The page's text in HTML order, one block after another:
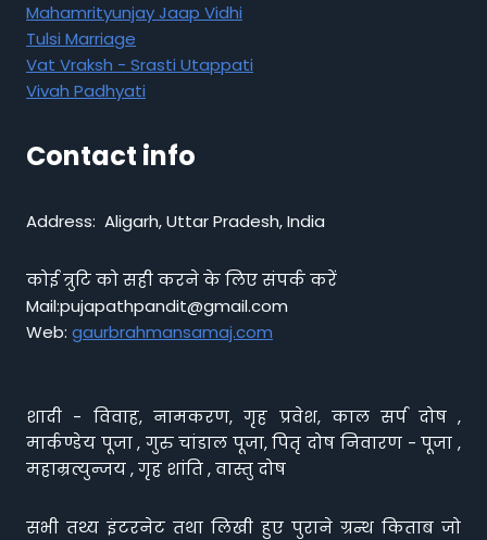
Mahamrityunjay Jaap Vidhi
Tulsi Marriage
Vat Vraksh - Srasti Utappati
Vivah Padhyati
Contact info
Address: Aligarh, Uttar Pradesh, India
कोई त्रुटि को सही करने के लिए संपर्क करें
Mail:pujapathpandit@gmail.com
Web: gaurbrahmansamaj.com
शादी - विवाह, नामकरण, गृह प्रवेश, काल सर्प दोष ,
मार्कण्डेय पूजा , गुरु चांडाल पूजा, पितृ दोष निवारण - पूजा ,
महाम्रत्युन्जय , गृह शांति , वास्तु दोष
सभी तथ्य इंटरनेट तथा लिखी हुए पुराने ग्रन्थ किताब जो